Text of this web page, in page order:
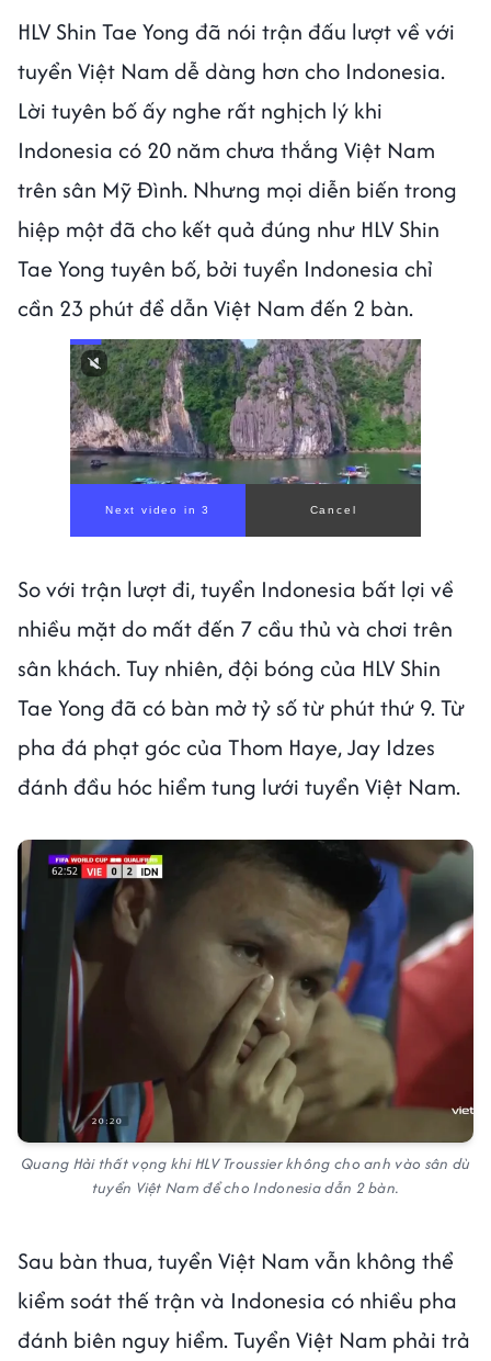
HLV Shin Tae Yong đã nói trận đấu lượt về với
tuyển Việt Nam dễ dàng hơn cho Indonesia.
Lời tuyên bố ấy nghe rất nghịch lý khi
Indonesia có 20 năm chưa thắng Việt Nam
trên sân Mỹ Đình. Nhưng mọi diễn biến trong
hiệp một đã cho kết quả đúng như HLV Shin
Tae Yong tuyên bố, bởi tuyển Indonesia chỉ
cần 23 phút để dẫn Việt Nam đến 2 bàn.
Next video in 1 Cancel
So với trận lượt đi, tuyển Indonesia bất lợi về
nhiều mặt do mất đến 7 cầu thủ và chơi trên
sân khách. Tuy nhiên, đội bóng của HLV Shin
Tae Yong đã có bàn mở tỷ số từ phút thứ 9. Từ
pha đá phạt góc của Thom Haye, Jay Idzes
đánh đầu hóc hiểm tung lưới tuyển Việt Nam.
Quang Hải thất vọng khi HLV Troussier không cho anh vào sân dù
tuyển Việt Nam để cho Indonesia dẫn 2 bàn.
Sau bàn thua, tuyển Việt Nam vẫn không thể
kiểm soát thế trận và Indonesia có nhiều pha
đánh biên nguy hiểm. Tuyển Việt Nam phải trả